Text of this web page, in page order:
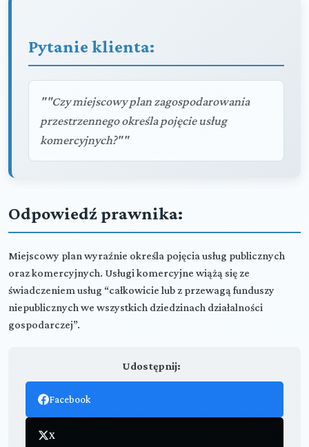
Pytanie klienta:
""Czy miejscowy plan zagospodarowania
przestrzennego określa pojęcie usług
komercyjnych?""
Odpowiedź prawnika:
Miejscowy plan wyraźnie określa pojęcia usług publicznych
oraz komercyjnych. Usługi komercyjne wiążą się ze
świadczeniem usług “całkowicie lub z przewagą funduszy
niepublicznych we wszystkich dziedzinach działalności
gospodarczej”.
Udostępnij:
Facebook
X